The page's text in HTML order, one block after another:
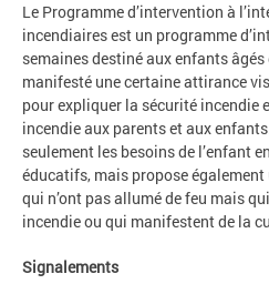
Le Programme d’intervention à
incendiaires est un programme
semaines destiné aux enfants
manifesté une certaine attirance
pour expliquer la sécurité incendie
incendie aux parents et aux
seulement les besoins de l’enfant
éducatifs, mais propose
qui n’ont pas allumé de feu mais
incendie ou qui manifestent de la
Signalements